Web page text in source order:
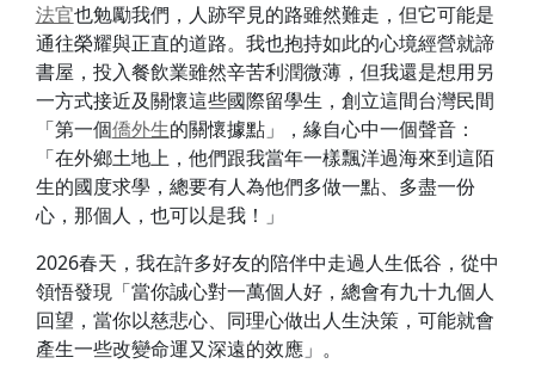
法官也勉勵我們，人跡罕見的路雖然難走，但它可能是
通往榮耀與正直的道路。我也抱持如此的心境經營就諦
書屋，投入餐飲業雖然辛苦利潤微薄，但我還是想用另
一方式接近及關懷這些國際留學生，創立這間台灣民間
「第一個僑外生的關懷據點」，緣自心中一個聲音：
「在外鄉土地上，他們跟我當年一樣飄洋過海來到這陌
生的國度求學，總要有人為他們多做一點、多盡一份
心，那個人，也可以是我！」
2026春天，我在許多好友的陪伴中走過人生低谷，從中
領悟發現「當你誠心對一萬個人好，總會有九十九個人
回望，當你以慈悲心、同理心做出人生決策，可能就會
產生一些改變命運又深遠的效應」。